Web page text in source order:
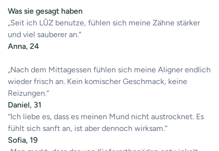
Was sie gesagt haben
„Seit ich LŪZ benutze, fühlen sich meine Zähne stärker
und viel sauberer an.“
Anna, 24
„Nach dem Mittagessen fühlen sich meine Aligner endlich
wieder frisch an. Kein komischer Geschmack, keine
Reizungen.“
Daniel, 31
“Ich liebe es, dass es meinen Mund nicht austrocknet. Es
fühlt sich sanft an, ist aber dennoch wirksam.“
Sofia, 19